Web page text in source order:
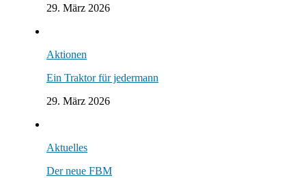
29. März 2026
Aktionen
Ein Traktor für jedermann
29. März 2026
Aktuelles
Der neue FBM